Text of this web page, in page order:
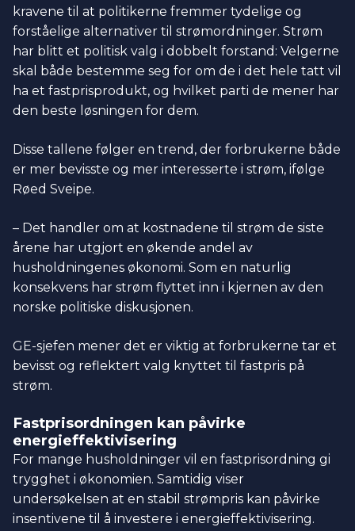
kravene til at politikerne fremmer tydelige og
forståelige alternativer til strømordninger. Strøm
har blitt et politisk valg i dobbelt forstand: Velgerne
skal både bestemme seg for om de i det hele tatt vil
ha et fastprisprodukt, og hvilket parti de mener har
den beste løsningen for dem.
Disse tallene følger en trend, der forbrukerne både
er mer bevisste og mer interesserte i strøm, ifølge
Røed Sveipe.
– Det handler om at kostnadene til strøm de siste
årene har utgjort en økende andel av
husholdningenes økonomi. Som en naturlig
konsekvens har strøm flyttet inn i kjernen av den
norske politiske diskusjonen.
GE-sjefen mener det er viktig at forbrukerne tar et
bevisst og reflektert valg knyttet til fastpris på
strøm.
Fastprisordningen kan påvirke
energieffektivisering
For mange husholdninger vil en fastprisordning gi
trygghet i økonomien. Samtidig viser
undersøkelsen at en stabil strømpris kan påvirke
insentivene til å investere i energieffektivisering.